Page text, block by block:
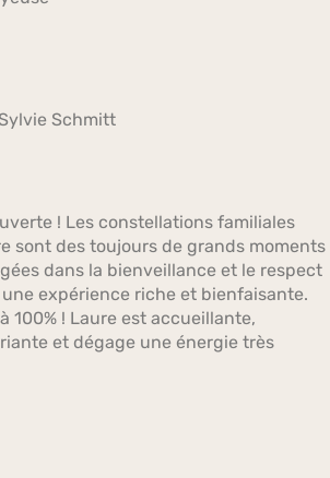
Schmitt
! Les constellations familiales
sont des toujours de grands moments
dans la bienveillance et le respect
une expérience riche et bienfaisante.
100% ! Laure est accueillante,
et dégage une énergie très